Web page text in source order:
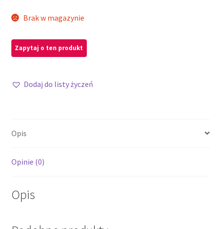
Brak w magazynie
Dodaj do listy życzeń
Opis
Opinie (0)
Opis